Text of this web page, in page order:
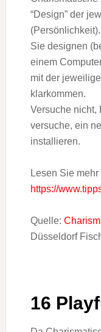
“Design” der
(Persönlichkeit).
Sie designen
einem
mit der
klarkommen.
Versuche nicht,
versuche, ein
installieren.
Lesen Sie mehr
https://
Quelle:
Düsseldorf
16